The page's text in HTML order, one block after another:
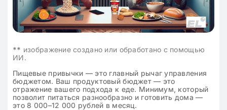
** изображение создано или обработано с помощью
ИИ.
Пищевые привычки — это главный рычаг управления
бюджетом. Ваш продуктовый бюджет — это
отражение вашего подхода к еде. Минимум, который
позволит питаться разнообразно и готовить дома —
это 8 000–12 000 рублей в месяц.